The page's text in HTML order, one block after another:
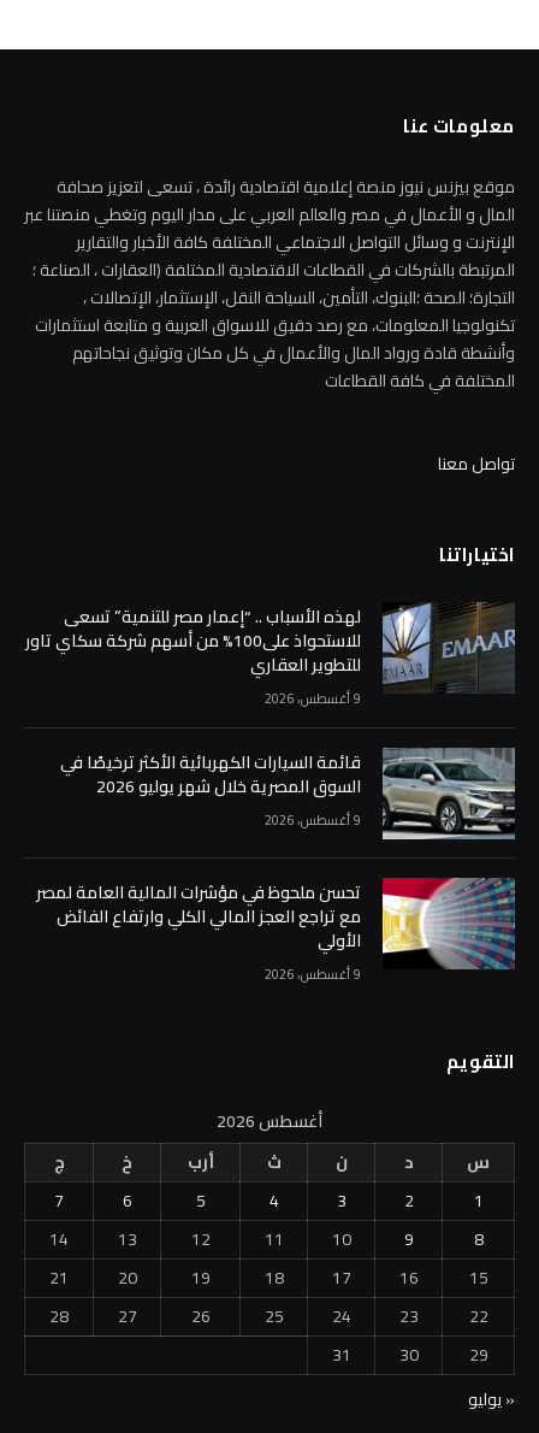
معلومات عنا
موقع بيزنس نيوز منصة إعلامية اقتصادية رائدة ، تسعى لتعزيز صحافة
المال و الأعمال في مصر والعالم العربي على مدار اليوم وتغطي منصتنا عبر
الإنترنت و وسائل التواصل الاجتماعي المختلفة كافة الأخبار والتقارير
المرتبطة بالشركات في القطاعات الاقتصادية المختلفة (العقارات ، الصناعة ؛
التجارة؛ الصحة ؛البنوك، التأمين، السياحة النقل، الإستثمار، الإتصالات ،
تكنولوجيا المعلومات، مع رصد دقيق للاسواق العربية و متابعة استثمارات
وأنشطة قادة ورواد المال والأعمال في كل مكان وتوثيق نجاحاتهم
المختلفة في كافة القطاعات
تواصل معنا
اختياراتنا
لهذه الأسباب .. “إعمار مصر للتنمية” تسعى
للاستحواذ على100% من أسهم شركة سكاي تاور
للتطوير العقاري
9 أغسطس، 2026
قائمة السيارات الكهربائية الأكثر ترخيصًا في
السوق المصرية خلال شهر يوليو 2026
9 أغسطس، 2026
تحسن ملحوظ في مؤشرات المالية العامة لمصر
مع تراجع العجز المالي الكلي وارتفاع الفائض
الأولي
9 أغسطس، 2026
التقويم
أغسطس 2026
س
د ن ث أرب خ
ج
1
2
3
4
5
6
7
8
9
10
11
12
13
14
15
16
17
18
19
20
21
22
23
24
25
26
27
28
29
30
31
« يوليو